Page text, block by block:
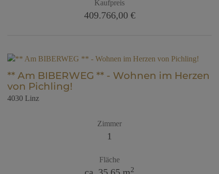
Kaufpreis
409.766,00 €
** Am BIBERWEG ** - Wohnen im Herzen
von Pichling!
4030 Linz
Zimmer
1
Fläche
2